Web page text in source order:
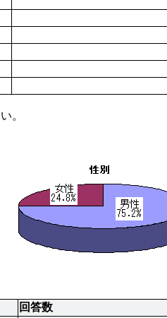
。
回答数